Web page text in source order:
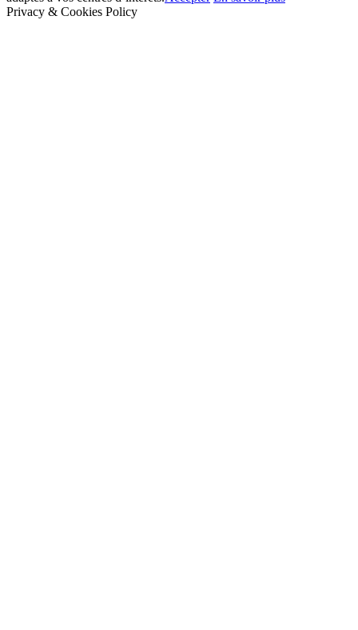
Privacy & Cookies Policy